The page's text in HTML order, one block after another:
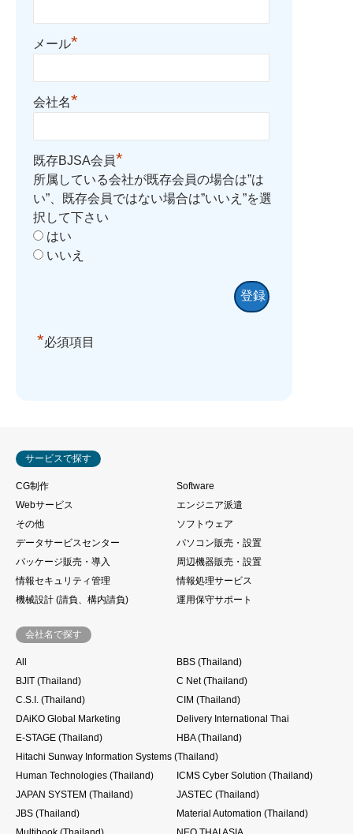
メール*
会社名*
既存BJSA会員*
所属している会社が既存会員の場合は”は
い”、既存会員ではない場合は”いいえ”を選
択して下さい
はい
いいえ
*必須項目
サービスで探す
CG制作
Software
Webサービス
エンジニア派遣
その他
ソフトウェア
データサービスセンター
パソコン販売・設置
パッケージ販売・導入
周辺機器販売・設置
情報セキュリティ管理
情報処理サービス
機械設計 (請負、構内請負)
運用保守サポート
会社名で探す
All
BBS (Thailand)
BJIT (Thailand)
C Net (Thailand)
C.S.I. (Thailand)
CIM (Thailand)
DAiKO Global Marketing
Delivery International Thai
E-STAGE (Thailand)
HBA (Thailand)
Hitachi Sunway Information Systems (Thailand)
Human Technologies (Thailand)
ICMS Cyber Solution (Thailand)
JAPAN SYSTEM (Thailand)
JASTEC (Thailand)
JBS (Thailand)
Material Automation (Thailand)